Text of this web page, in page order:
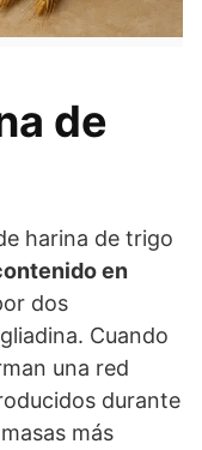
de
harina de trigo
en
dos
Cuando
una red
durante
más